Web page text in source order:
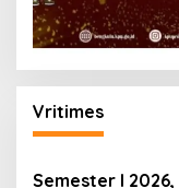
Vritimes
Semester I